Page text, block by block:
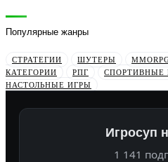
Популярные жанры
СТРАТЕГИИ ШУТЕРЫ
КАТЕГОРИИ
РПГ СПОРТИВНЫЕ
НАСТОЛЬНЫЕ ИГРЫ
Игросуп
1 141